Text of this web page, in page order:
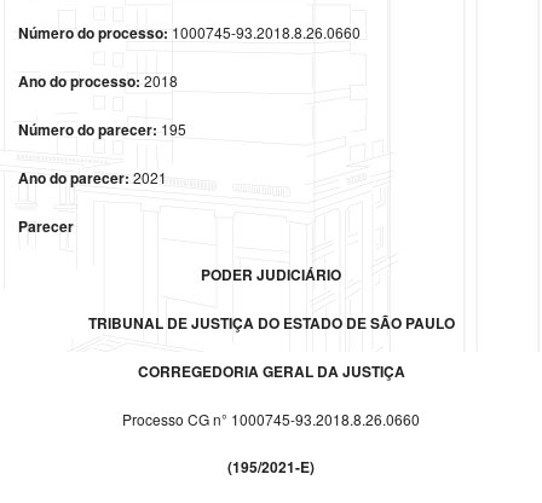
Número do processo: 1000745-93.2018.8.26.0660
Ano do processo: 2018
Número do parecer: 195
Ano do parecer: 2021
Parecer
PODER JUDICIÁRIO
TRIBUNAL DE JUSTIÇA DO ESTADO DE SÃO PAULO
CORREGEDORIA GERAL DA JUSTIÇA
Processo CG n° 1000745-93.2018.8.26.0660
(195/2021-E)